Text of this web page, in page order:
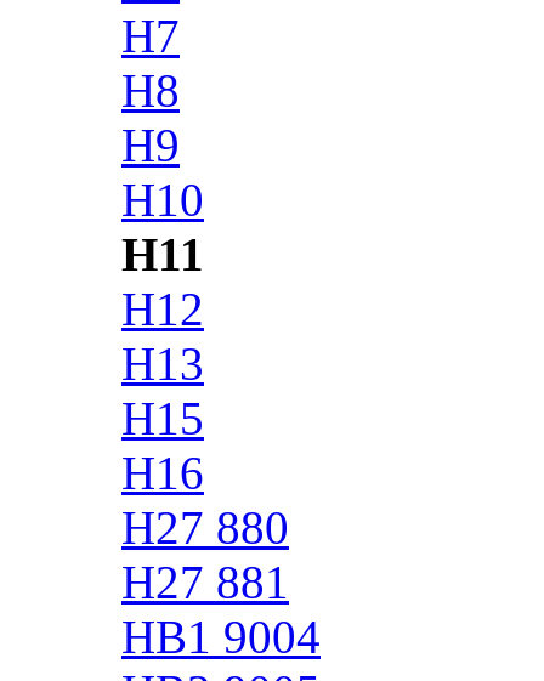
H7
H8
H9
H10
H11
H12
H13
H15
H16
H27 880
H27 881
HB1 9004